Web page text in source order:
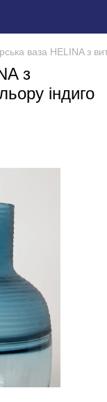
ваза HELINA з
з
індиго